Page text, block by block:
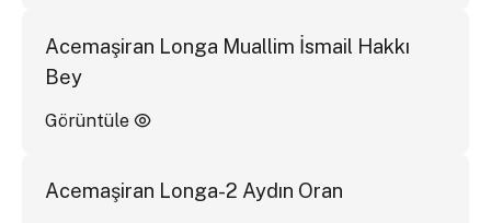
Acemaşiran Longa Muallim İsmail Hakkı
Bey
Görüntüle
Acemaşiran Longa-2 Aydın Oran